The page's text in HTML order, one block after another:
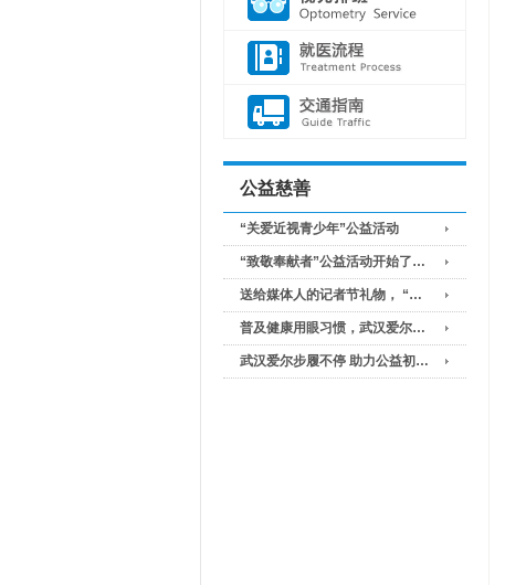
公益慈善
“关爱近视青少年”公益活动
“致敬奉献者”公益活动开始了…
送给媒体人的记者节礼物， “…
普及健康用眼习惯，武汉爱尔…
武汉爱尔步履不停 助力公益初…